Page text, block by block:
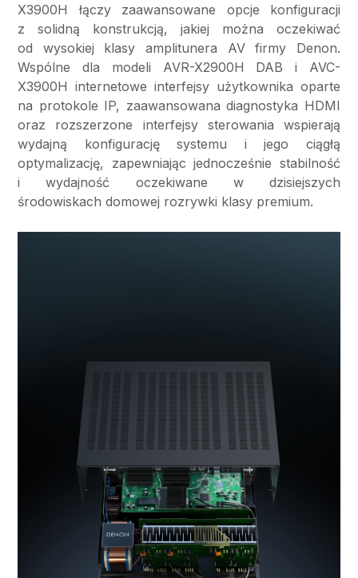
X3900H łączy zaawansowane opcje konfiguracji
z solidną konstrukcją, jakiej można oczekiwać
od wysokiej klasy amplitunera AV firmy Denon.
Wspólne dla modeli AVR-X2900H DAB i AVC-
X3900H internetowe interfejsy użytkownika oparte
na protokole IP, zaawansowana diagnostyka HDMI
oraz rozszerzone interfejsy sterowania wspierają
wydajną konfigurację systemu i jego ciągłą
optymalizację, zapewniając jednocześnie stabilność
i wydajność oczekiwane w dzisiejszych
środowiskach domowej rozrywki klasy premium.